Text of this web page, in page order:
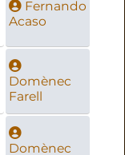
Fernando
Acaso
Domènec
Farell
Domènec